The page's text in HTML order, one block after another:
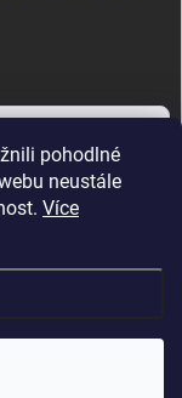
pohodlné
neustále
Více
osobních údajů
vyhrazena.